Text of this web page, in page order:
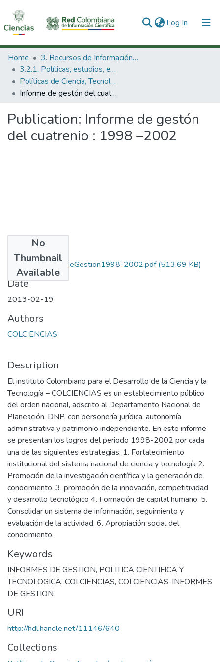
Log In (current)
Communities & Collections
All of DSpace
Statistics
Home
3. Recursos de Información Científica y Tecnológica
3.2.1. Políticas, estudios, evaluaciones e indicadores de CTeI
Políticas de Ciencia, Tecnología e Innovación
Informe de gestón del cuatrenio : 1998 –2002
Publication: Informe de gestón
del cuatrenio : 1998 –2002
No
Thumbnail
Available
Colciencias_InformeGestion1998-2002.pdf(513.69 KB)
Date
2013-02-19
Authors
COLCIENCIAS
Description
El instituto Colombiano para el Desarrollo de la Ciencia y la
Tecnología – COLCIENCIAS es un establecimiento público
del orden nacional, adscrito al Departamento Nacional de
Planeación, DNP, con personería jurídica, autonomía
administrativa y patrimonio independiente. En este informe
se presentan los logros del periodo 1998-2002 por cada
una de las siguientes estrategias: 1. Fortalecimiento
institucional del sistema nacional de ciencia y tecnología 2.
Promoción de la investigación científica y la generación de
conocimiento. 3. promoción de la innovación, competitividad
y desarrollo tecnológico 4. Formación de capital humano. 5.
Consolidar un sistema de información, seguimiento y
evaluación de la actividad. 6. Apropiación social del
conocimiento.
Keywords
INFORMES DE GESTION, POLITICA CIENTIFICA Y
TECNOLOGICA, COLCIENCIAS, COLCIENCIAS-INFORMES
DE GESTION
URI
http://hdl.handle.net/11146/640
Collections